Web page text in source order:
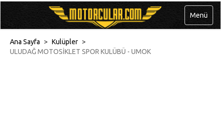
Menü
Ana Sayfa > Kulüpler >
ULUDAĞ MOTOSİKLET SPOR KULÜBÜ - UMOK